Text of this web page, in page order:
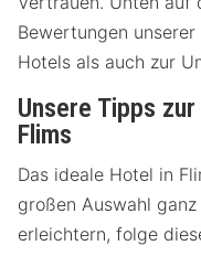
Bewertungen
Hotels als auch zur
Unsere Tipps
Flims
Das ideale Hotel in
großen Auswahl
erleichtern, folge